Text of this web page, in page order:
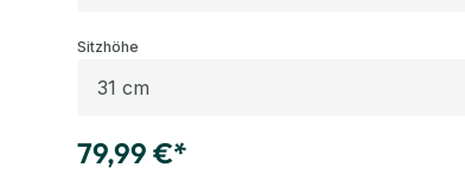
Sitzhöheauswählen
79,99 €*